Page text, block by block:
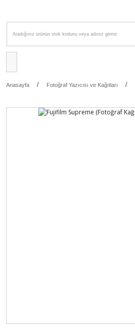
Anasayfa Fotoğraf Yazıcısı ve Kağıtları